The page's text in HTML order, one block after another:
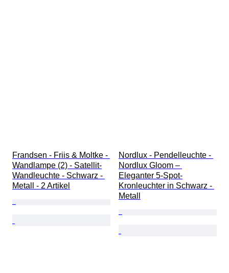
Frandsen - Friis & Moltke -
Wandlampe (2) - Satellit-
Wandleuchte - Schwarz -
Metall - 2 Artikel
Nordlux - Pendelleuchte -
Nordlux Gloom –
Eleganter 5-Spot-
Kronleuchter in Schwarz -
Metall